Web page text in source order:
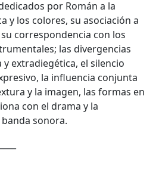
por Román a la
y los colores, su asociación a
correspondencia con los
las divergencias
extradiegética, el silencio
la influencia conjunta
y la imagen, las formas en
con el drama y la
sonora.